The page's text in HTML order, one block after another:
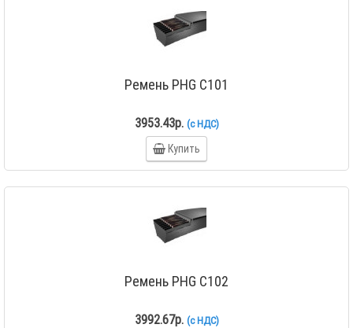
Ремень PHG C101
3953.43р. (с НДС)
Купить
Ремень PHG C102
3992.67р. (с НДС)